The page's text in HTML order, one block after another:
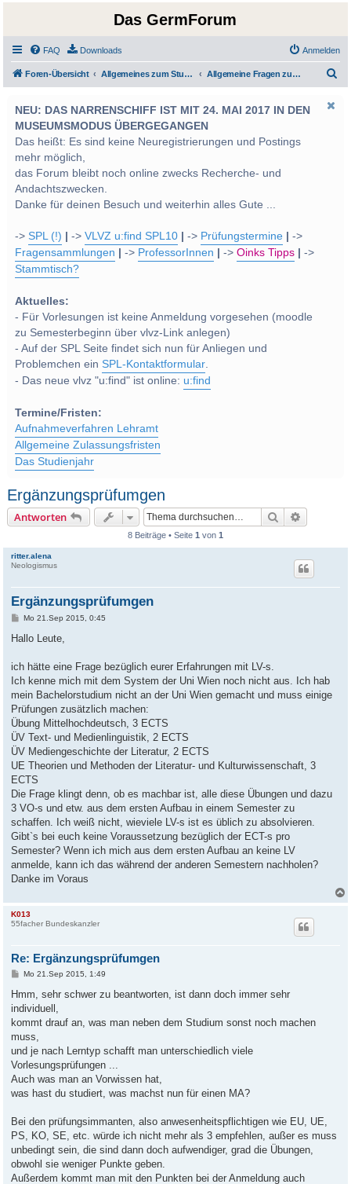
Das GermForum
FAQ Downloads Anmelden
Foren-Übersicht Allgemeines zum Studium und Studentenleben Allgemeine Fragen zum Studienplan Bachelor/Master
NEU: DAS NARRENSCHIFF IST MIT 24. MAI 2017 IN DEN
MUSEUMSMODUS ÜBERGEGANGEN
Das heißt: Es sind keine Neuregistrierungen und Postings
mehr möglich,
das Forum bleibt noch online zwecks Recherche- und
Andachtszwecken.
Danke für deinen Besuch und weiterhin alles Gute ...
->SPL (!) ->VLVZ u:find SPL10 -> Prüfungstermine
->
Fragensammlungen
-> ProfessorInnen ->Oinks Tipps
->
Stammtisch?
Aktuelles:
- Für Vorlesungen ist keine Anmeldung vorgesehen (moodle
zu Semesterbeginn über vlvz-Link anlegen)
- Auf der SPL Seite findet sich nun für Anliegen und
Problemchen einSPL-Kontaktformular.
- Das neue vlvz "u:find" ist online: u:find
Termine/Fristen:
Aufnahmeverfahren Lehramt
Allgemeine Zulassungsfristen
Das Studienjahr
Ergänzungsprüfumgen
Antworten Suche
8 Beiträge • Seite 1 von 1
ritter.alena
Neologismus
Ergänzungsprüfumgen
B
i
a
Mo 21.Sep 2015, 0:45
Hallo Leute,
ich hätte eine Frage bezüglich eurer Erfahrungen mit LV-s.
Ich kenne mich mit dem System der Uni Wien noch nicht aus. Ich hab
mein Bachelorstudium nicht an der Uni Wien gemacht und muss einige
Prüfungen zusätzlich machen:
Übung Mittelhochdeutsch, 3 ECTS
ÜV Text- und Medienlinguistik, 2 ECTS
ÜV Mediengeschichte der Literatur, 2 ECTS
UE Theorien und Methoden der Literatur- und Kulturwissenschaft, 3
ECTS
Die Frage klingt denn, ob es machbar ist, alle diese Übungen und dazu
3 VO-s und etw. aus dem ersten Aufbau in einem Semester zu
schaffen. Ich weiß nicht, wieviele LV-s ist es üblich zu absolvieren.
Gibt`s bei euch keine Voraussetzung bezüglich der ECT-s pro
Semester? Wenn ich mich aus dem ersten Aufbau an keine LV
anmelde, kann ich das während der anderen Semestern nachholen?
Danke im Voraus
K013
55facher Bundeskanzler
Re: Ergänzungsprüfumgen
B
i
r
a
Mo 21.Sep 2015, 1:49
Hmm, sehr schwer zu beantworten, ist dann doch immer sehr
individuell,
kommt drauf an, was man neben dem Studium sonst noch machen
muss,
und je nach Lerntyp schafft man unterschiedlich viele
Vorlesungsprüfungen ...
Auch was man an Vorwissen hat,
was hast du studiert, was machst nun für einen MA?
Bei den prüfungsimmanten, also anwesenheitspflichtigen wie EU, UE,
PS, KO, SE, etc. würde ich nicht mehr als 3 empfehlen, außer es muss
unbedingt sein, die sind dann doch aufwendiger, grad die Übungen,
obwohl sie weniger Punkte geben.
Außerdem kommt man mit den Punkten bei der Anmeldung auch